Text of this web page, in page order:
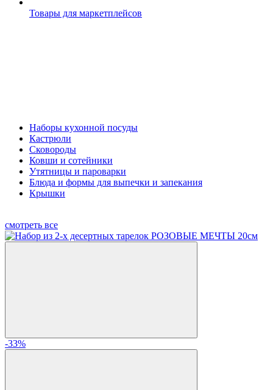
Товары для маркетплейсов
Наборы кухонной посуды
Кастрюли
Сковороды
Ковши и сотейники
Утятницы и пароварки
Блюда и формы для выпечки и запекания
Крышки
смотреть все
-33%